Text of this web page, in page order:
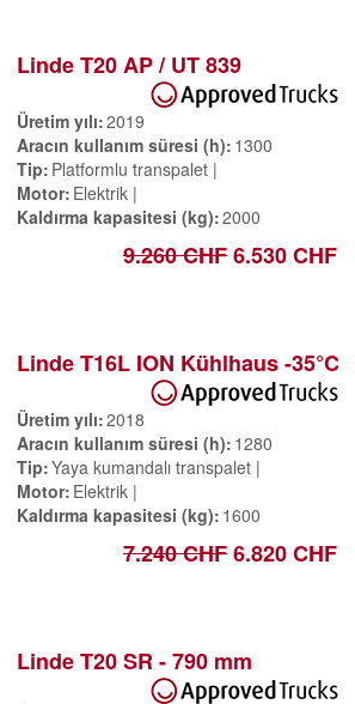
Linde T20 AP / UT 839
Üretim yılı 2019
Aracın kullanım süresi (h) 1300
Tip Platformlu transpalet
Motor Elektrik
Kaldırma kapasitesi (kg) 2000
9.260 CHF6.530 CHF
Linde T16L ION Kühlhaus -35°C
Üretim yılı 2018
Aracın kullanım süresi (h) 1280
Tip Yaya kumandalı transpalet
Motor Elektrik
Kaldırma kapasitesi (kg) 1600
7.240 CHF6.820 CHF
Linde T20 SR - 790 mm